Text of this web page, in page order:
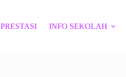
PRESTASI INFO SEKOLAH